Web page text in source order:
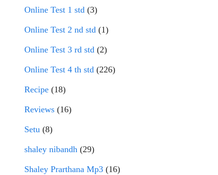
Online Test 1 std (3)
Online Test 2 nd std (1)
Online Test 3 rd std (2)
Online Test 4 th std (226)
Recipe (18)
Reviews (16)
Setu (8)
shaley nibandh (29)
Shaley Prarthana Mp3 (16)